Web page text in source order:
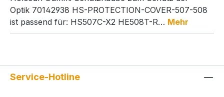
Optik 70142938 HS-PROTECTION-COVER-507-508
ist passend für: HS507C-X2 HE508T-R… Mehr
Service-Hotline